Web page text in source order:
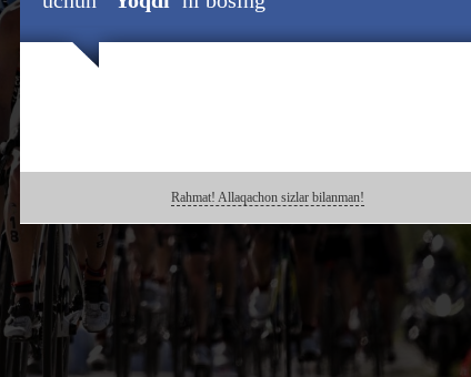
Rahmat! Allaqachon sizlar bilanman!